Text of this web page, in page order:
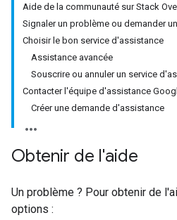
Aide de la communauté sur Stack
Signaler un problème ou demander
Choisir le bon service d'assistance
Assistance avancée
Souscrire ou annuler un service
Contacter l'équipe d'assistance
Créer une demande d'assistance
Obtenir de l'aide
Un problème ? Pour obtenir de
options :